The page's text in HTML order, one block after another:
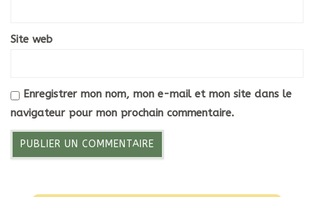
Site web
Enregistrer mon nom, mon e-mail et mon site dans le
navigateur pour mon prochain commentaire.